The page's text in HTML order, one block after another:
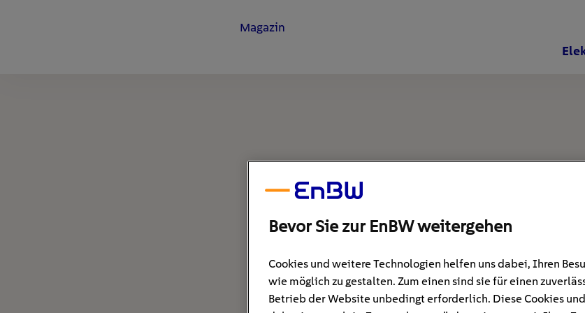
Magazin
Bevor Sie zur EnBW weitergehen
Cookies und weitere Technologien helfen uns dabei, Ihren
wie möglich zu gestalten. Zum einen sind sie für einen
Betrieb der Website unbedingt erforderlich. Diese Cookies